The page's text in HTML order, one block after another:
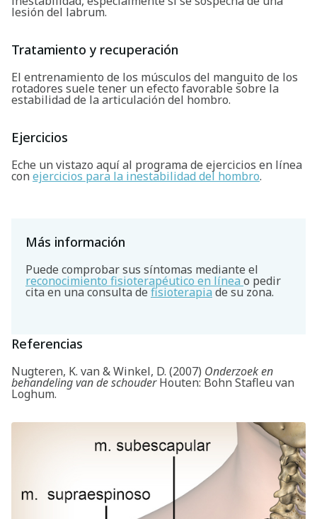
lesión del labrum.
Tratamiento y recuperación
El entrenamiento de los músculos del manguito de los
rotadores suele tener un efecto favorable sobre la
estabilidad de la articulación del hombro.
Ejercicios
Eche un vistazo aquí al programa de ejercicios en línea
con ejercicios para la inestabilidad del hombro.
Más información
Puede comprobar sus síntomas mediante el
reconocimiento fisioterapéutico en línea o pedir
cita en una consulta de fisioterapia de su zona.
Referencias
Nugteren, K. van & Winkel, D. (2007) Onderzoek en
behandeling van de schouderHouten: Bohn Stafleu van
Loghum.